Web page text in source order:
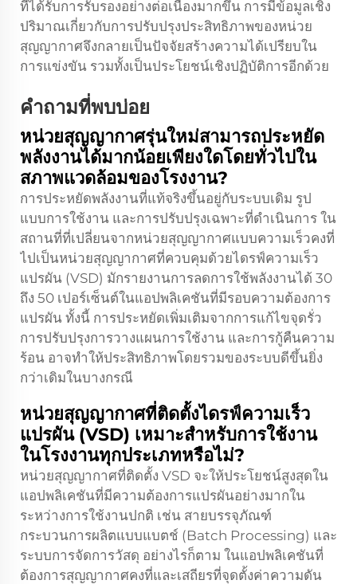
ที่ได้รับการรับรองอย่างต่อเนื่องมากขึ้น การมีข้อมูลเชิง
ปริมาณเกี่ยวกับการปรับปรุงประสิทธิภาพของหน่วย
สุญญากาศจึงกลายเป็นปัจจัยสร้างความได้เปรียบใน
การแข่งขัน รวมทั้งเป็นประโยชน์เชิงปฏิบัติการอีกด้วย
คำถามที่พบบ่อย
หน่วยสุญญากาศรุ่นใหม่สามารถประหยัด
พลังงานได้มากน้อยเพียงใดโดยทั่วไปใน
สภาพแวดล้อมของโรงงาน?
การประหยัดพลังงานที่แท้จริงขึ้นอยู่กับระบบเดิม รูป
แบบการใช้งาน และการปรับปรุงเฉพาะที่ดำเนินการ ใน
สถานที่ที่เปลี่ยนจากหน่วยสุญญากาศแบบความเร็วคงที่
ไปเป็นหน่วยสุญญากาศที่ควบคุมด้วยไดรฟ์ความเร็ว
แปรผัน (VSD) มักรายงานการลดการใช้พลังงานได้ 30
ถึง 50 เปอร์เซ็นต์ในแอปพลิเคชันที่มีรอบความต้องการ
แปรผัน ทั้งนี้ การประหยัดเพิ่มเติมจากการแก้ไขจุดรั่ว
การปรับปรุงการวางแผนการใช้งาน และการกู้คืนความ
ร้อน อาจทำให้ประสิทธิภาพโดยรวมของระบบดีขึ้นยิ่ง
กว่าเดิมในบางกรณี
หน่วยสุญญากาศที่ติดตั้งไดรฟ์ความเร็ว
แปรผัน (VSD) เหมาะสำหรับการใช้งาน
ในโรงงานทุกประเภทหรือไม่?
หน่วยสุญญากาศที่ติดตั้ง VSD จะให้ประโยชน์สูงสุดใน
แอปพลิเคชันที่มีความต้องการแปรผันอย่างมากใน
ระหว่างการใช้งานปกติ เช่น สายบรรจุภัณฑ์
กระบวนการผลิตแบบแบตช์ (Batch Processing) และ
ระบบการจัดการวัสดุ อย่างไรก็ตาม ในแอปพลิเคชันที่
ต้องการสุญญากาศคงที่และเสถียรที่จุดตั้งค่าความดัน